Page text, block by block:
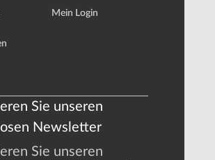
Mein Login
Sie unseren
Newsletter
Sie unseren